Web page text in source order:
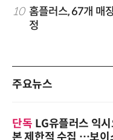
10 홈플러스, 67개 매
정
주요뉴스
단독 LG유플러스 익
본 제한적 수집 …보이